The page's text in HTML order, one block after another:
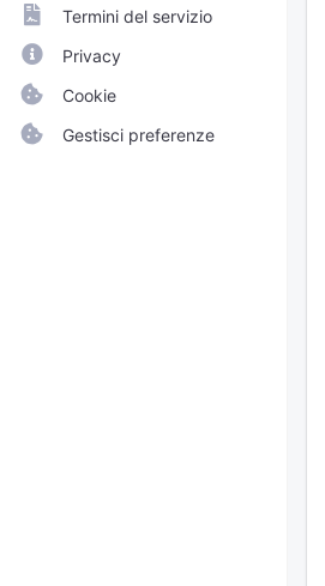
Termini del servizio
Privacy
Cookie
Gestisci preferenze